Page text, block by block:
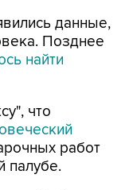
данные,
Позднее
найти
что
работ
палубе.